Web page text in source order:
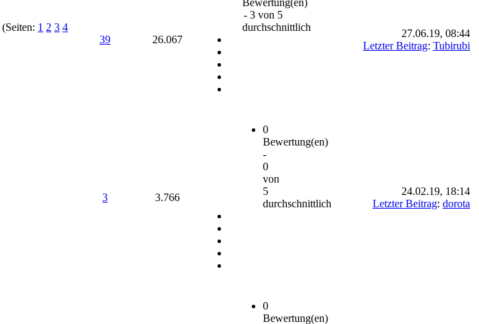
(Seiten: 1 2 3 4
39 26.067
- 3 von 5
durchschnittlich
27.06.19, 08:44
Letzter Beitrag: Tubirubi
3 3.766
0
Bewertung(en)
-
0
von
5
durchschnittlich
24.02.19, 18:14
Letzter Beitrag: dorota
0
Bewertung(en)